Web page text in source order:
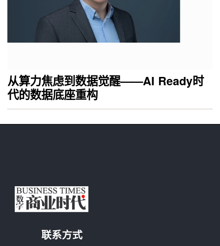
从算力焦虑到数据觉醒——AI Ready时
代的数据底座重构
联系方式